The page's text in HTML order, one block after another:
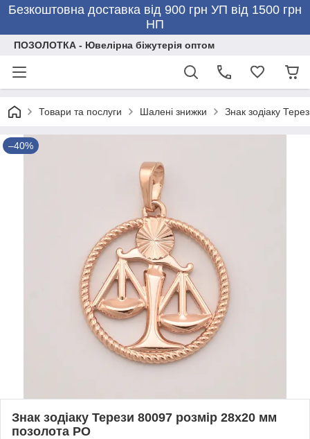
Безкоштовна доставка від 900 грн УП від 1500 грн
НП
ПОЗОЛОТКА - Ювелірна біжутерія оптом
Товари та послуги Шалені знижки Знак зодіаку
–40%
Знак зодіаку Терези 80097 розмір 28х20 мм
позолота РО